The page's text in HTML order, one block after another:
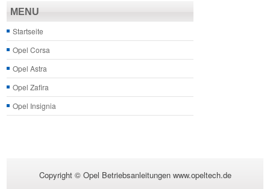
MENU
Startseite
Opel Corsa
Opel Astra
Opel Zafira
Opel Insignia
Copyright © Opel Betriebsanleitungen www.opeltech.de